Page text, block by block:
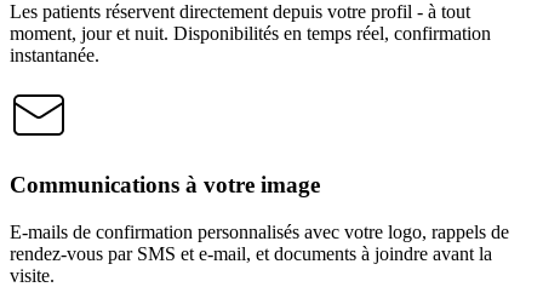
Les patients réservent directement depuis votre profil - à tout
moment, jour et nuit. Disponibilités en temps réel, confirmation
instantanée.
Communications à votre image
E-mails de confirmation personnalisés avec votre logo, rappels de
rendez-vous par SMS et e-mail, et documents à joindre avant la
visite.